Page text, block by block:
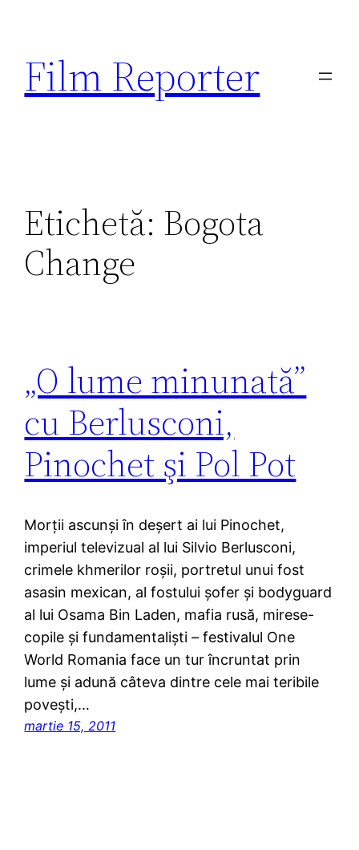
conținut
Film Reporter
Etichetă: Bogota
Change
„O lume minunată”
cu Berlusconi,
Pinochet şi Pol Pot
Morţii ascunşi în deşert ai lui Pinochet,
imperiul televizual al lui Silvio Berlusconi,
crimele khmerilor roşii, portretul unui fost
asasin mexican, al fostului şofer şi bodyguard
al lui Osama Bin Laden, mafia rusă, mirese-
copile şi fundamentalişti – festivalul One
World Romania face un tur încruntat prin
lume şi adună câteva dintre cele mai teribile
poveşti,…
martie 15, 2011